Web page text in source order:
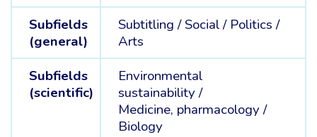
Subfields
(general)
Subtitling /Social / Politics /
Arts
Subfields
(scientific)
Environmental
sustainability /
Medicine, pharmacology /
Biology